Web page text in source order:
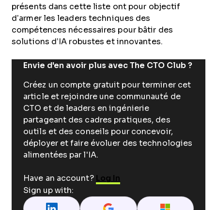
présents dans cette liste ont pour objectif
d’armer les leaders techniques des
compétences nécessaires pour bâtir des
solutions d’IA robustes et innovantes.
Envie d'en avoir plus avec The CTO Club ?
Créez un compte gratuit pour terminer cet
article et rejoindre une communauté de
CTO et de leaders en ingénierie
partageant des cadres pratiques, des
outils et des conseils pour concevoir,
déployer et faire évoluer des technologies
alimentées par l'IA.
Have an account? Log In
Sign up with: